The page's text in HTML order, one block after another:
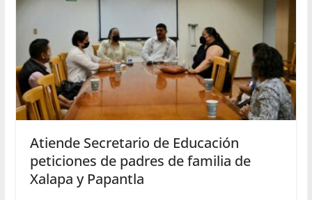
Atiende Secretario de Educación
peticiones de padres de familia de
Xalapa y Papantla